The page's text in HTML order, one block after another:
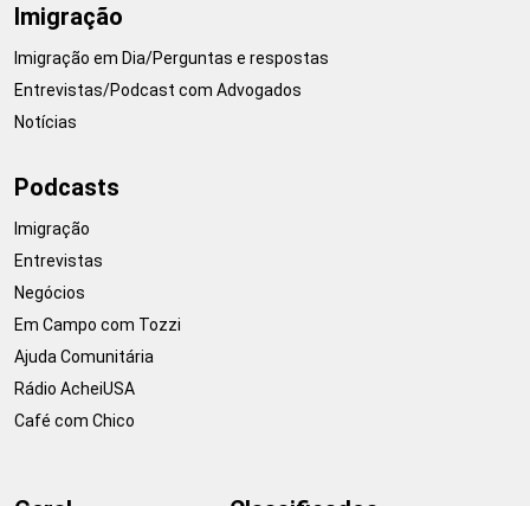
Imigração
Imigração em Dia/Perguntas e respostas
Entrevistas/Podcast com Advogados
Notícias
Podcasts
Imigração
Entrevistas
Negócios
Em Campo com Tozzi
Ajuda Comunitária
Rádio AcheiUSA
Café com Chico